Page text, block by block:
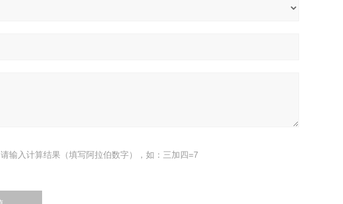
请输入计算结果（填写阿拉伯数字），如：三加四=7